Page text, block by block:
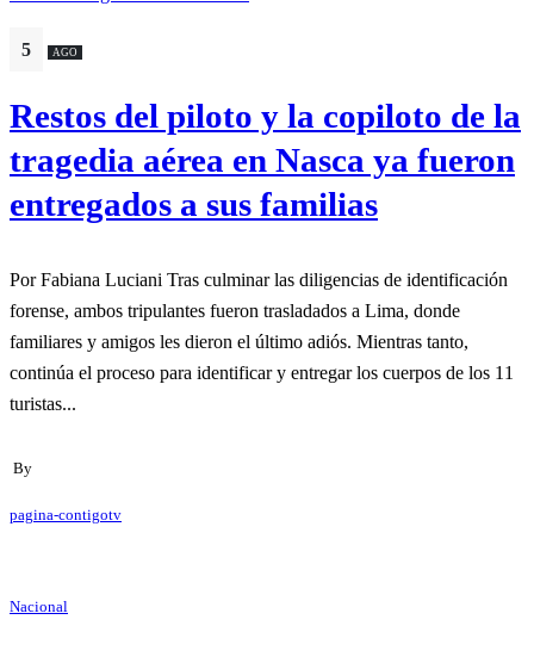
5 AGO
Restos del piloto y la copiloto de la
tragedia aérea en Nasca ya fueron
entregados a sus familias
Por Fabiana Luciani Tras culminar las diligencias de identificación
forense, ambos tripulantes fueron trasladados a Lima, donde
familiares y amigos les dieron el último adiós. Mientras tanto,
continúa el proceso para identificar y entregar los cuerpos de los 11
turistas...
By
pagina-contigotv
Nacional